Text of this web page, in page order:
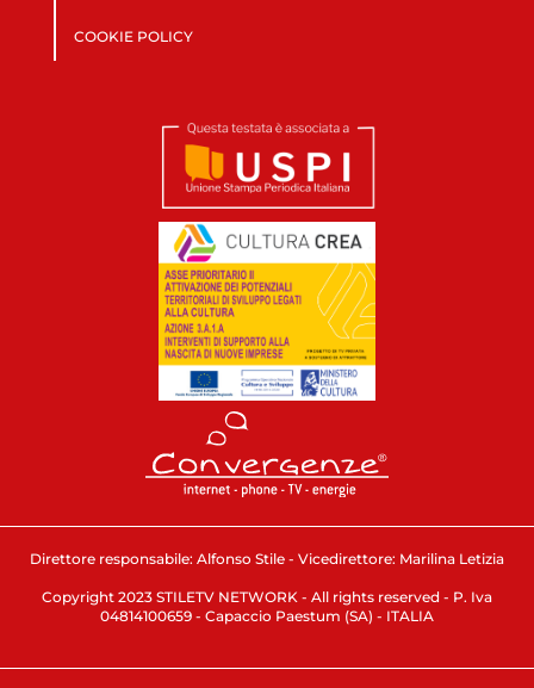
COOKIE POLICY
Direttore responsabile: Alfonso Stile - Vicedirettore: Marilina Letizia
Copyright 2023 STILETV NETWORK - All rights reserved - P. Iva
04814100659 - Capaccio Paestum (SA) - ITALIA